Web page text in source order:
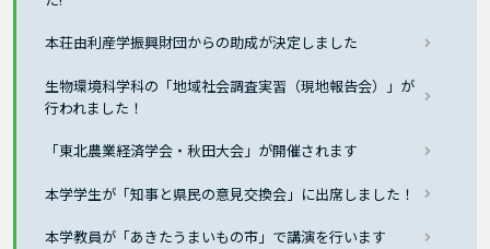
本荘由利産学振興財団からの助成が決定しました
生物環境科学科の「地域社会調査実習（現地報告会）」が
行われました！
「東北農業経済学会・秋田大会」が開催されます
本学学生が「知事と県民の意見交換会」に出席しました！
本学教員が「あきたうまいもの市」で講演を行います